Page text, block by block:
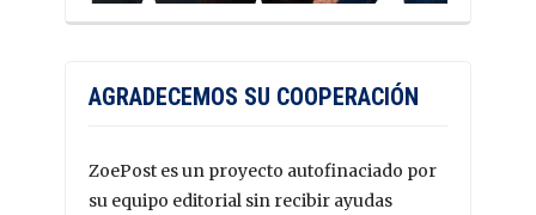
AGRADECEMOS SU COOPERACIÓN
ZoePost es un proyecto autofinaciado por
su equipo editorial sin recibir ayudas